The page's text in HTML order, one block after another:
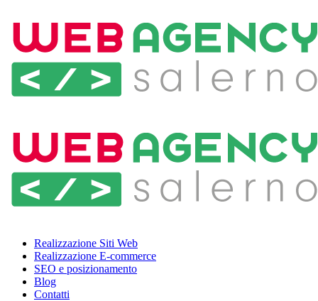
Realizzazione Siti Web
Realizzazione E-commerce
SEO e posizionamento
Blog
Contatti